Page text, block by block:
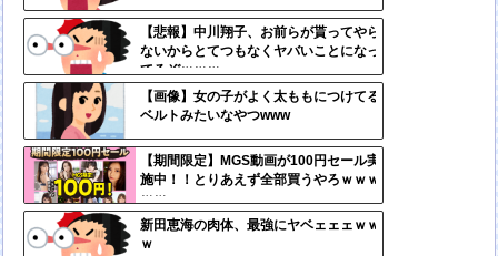
【悲報】中川翔子、お前らが貰ってやら
ないからとてつもなくヤバいことになっ
てるぞｗｗｗ
【画像】女の子がよく太ももにつけてる
ベルトみたいなやつwww
【期間限定】MGS動画が100円セール実
施中！！とりあえず全部買うやろｗｗｗ
ｗｗ
新田恵海の肉体、最強にヤベェェェｗｗ
ｗ
定リ
ンク
自動
更新
ツー
ル